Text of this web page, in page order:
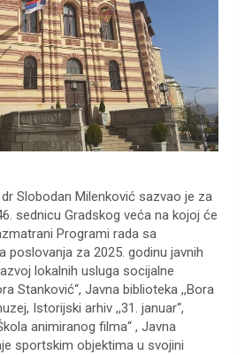
Slobodan Milenković sazvao je za
sednicu Gradskog veća na kojoj će
Programi rada sa
poslovanja za 2025. godinu javnih
lokalnih usluga socijalne
Stanković“, Javna biblioteka ,,Bora
Istorijski arhiv ,,31. januar“,
animiranog filma“ , Javna
sportskim objektima u svojini